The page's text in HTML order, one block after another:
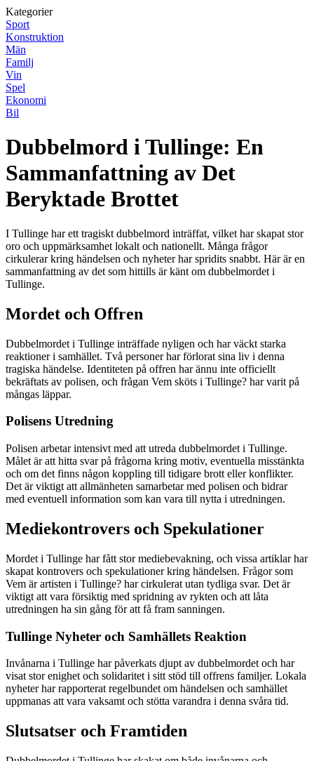
Kategorier
Sport
Konstruktion
Män
Familj
Vin
Spel
Ekonomi
Bil
Dubbelmord i Tullinge: En
Sammanfattning av Det
Beryktade Brottet
I Tullinge har ett tragiskt dubbelmord inträffat, vilket har skapat stor
oro och uppmärksamhet lokalt och nationellt. Många frågor
cirkulerar kring händelsen och nyheter har spridits snabbt. Här är en
sammanfattning av det som hittills är känt om dubbelmordet i
Tullinge.
Mordet och Offren
Dubbelmordet i Tullinge inträffade nyligen och har väckt starka
reaktioner i samhället. Två personer har förlorat sina liv i denna
tragiska händelse. Identiteten på offren har ännu inte officiellt
bekräftats av polisen, och frågan Vem sköts i Tullinge? har varit på
mångas läppar.
Polisens Utredning
Polisen arbetar intensivt med att utreda dubbelmordet i Tullinge.
Målet är att hitta svar på frågorna kring motiv, eventuella misstänkta
och om det finns någon koppling till tidigare brott eller konflikter.
Det är viktigt att allmänheten samarbetar med polisen och bidrar
med eventuell information som kan vara till nytta i utredningen.
Mediekontrovers och Spekulationer
Mordet i Tullinge har fått stor mediebevakning, och vissa artiklar har
skapat kontrovers och spekulationer kring händelsen. Frågor som
Vem är artisten i Tullinge? har cirkulerat utan tydliga svar. Det är
viktigt att vara försiktig med spridning av rykten och att låta
utredningen ha sin gång för att få fram sanningen.
Tullinge Nyheter och Samhällets Reaktion
Invånarna i Tullinge har påverkats djupt av dubbelmordet och har
visat stor enighet och solidaritet i sitt stöd till offrens familjer. Lokala
nyheter har rapporterat regelbundet om händelsen och samhället
uppmanas att vara vaksamt och stötta varandra i denna svåra tid.
Slutsatser och Framtiden